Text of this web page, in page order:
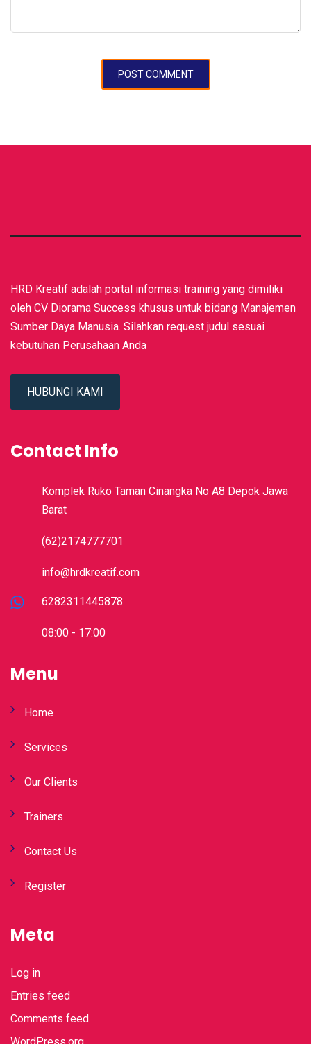
HRD Kreatif adalah portal informasi training yang dimiliki
oleh CV Diorama Success khusus untuk bidang Manajemen
Sumber Daya Manusia. Silahkan request judul sesuai
kebutuhan Perusahaan Anda
HUBUNGI KAMI
Contact Info
Komplek Ruko Taman Cinangka No A8 Depok Jawa
Barat
(62)2174777701
info@hrdkreatif.com
6282311445878
08:00 - 17:00
Menu
Home
Services
Our Clients
Trainers
Contact Us
Register
Meta
Log in
Entries feed
Comments feed